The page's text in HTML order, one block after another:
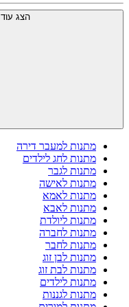
הצג עוד
מתנות למעבר דירה
מתנות לחג לילדים
מתנות לגבר
מתנות לאישה
מתנות לאמא
מתנות לאבא
מתנות ליולדת
מתנות לחברה
מתנות לחבר
מתנות לבן זוג
מתנות לבת זוג
מתנות לילדים
מתנות לגננות